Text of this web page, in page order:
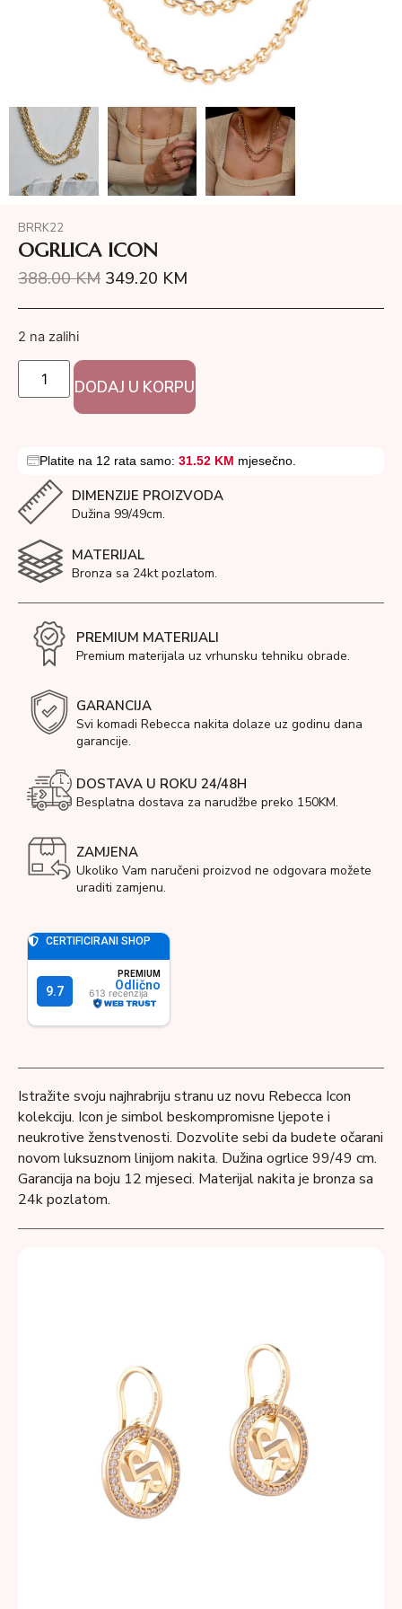
BRRK22
OGRLICA ICON
388.00KM 349.20 KM
2 na zalihi
DODAJ U KORPU
Platite na 12 rata samo: 31.52 KM mjesečno.
DIMENZIJE PROIZVODA
Dužina 99/49cm.
MATERIJAL
Bronza sa 24kt pozlatom.
PREMIUM MATERIJALI
Premium materijala uz vrhunsku tehniku obrade.
GARANCIJA
Svi komadi Rebecca nakita dolaze uz godinu dana
garancije.
DOSTAVA U ROKU 24/48H
Besplatna dostava za narudžbe preko 150KM.
ZAMJENA
Ukoliko Vam naručeni proizvod ne odgovara možete
uraditi zamjenu.
Istražite svoju najhrabriju stranu uz novu Rebecca Icon
kolekciju. Icon je simbol beskompromisne ljepote i
neukrotive ženstvenosti. Dozvolite sebi da budete očarani
novom luksuznom linijom nakita. Dužina ogrlice 99/49 cm.
Garancija na boju 12 mjeseci. Materijal nakita je bronza sa
24k pozlatom.